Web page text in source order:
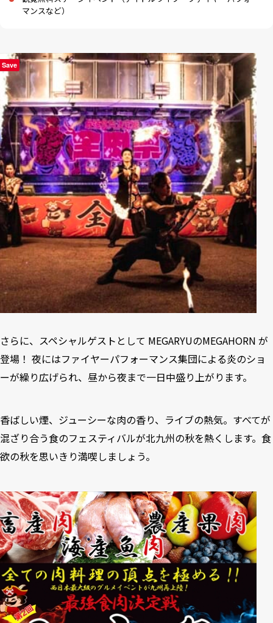
マンスなど）
さらに、スペシャルゲストとして MEGARYUのMEGAHORN が
登場！ 夜にはファイヤーパフォーマンス集団による炎のショ
ーが繰り広げられ、昼から夜まで一日中盛り上がります。
香ばしい煙、ジューシーな肉の香り、ライブの熱気。すべてが
混ざり合う食のフェスティバルが北九州の秋を熱くします。食
欲の秋を思いきり満喫しましょう。
Save